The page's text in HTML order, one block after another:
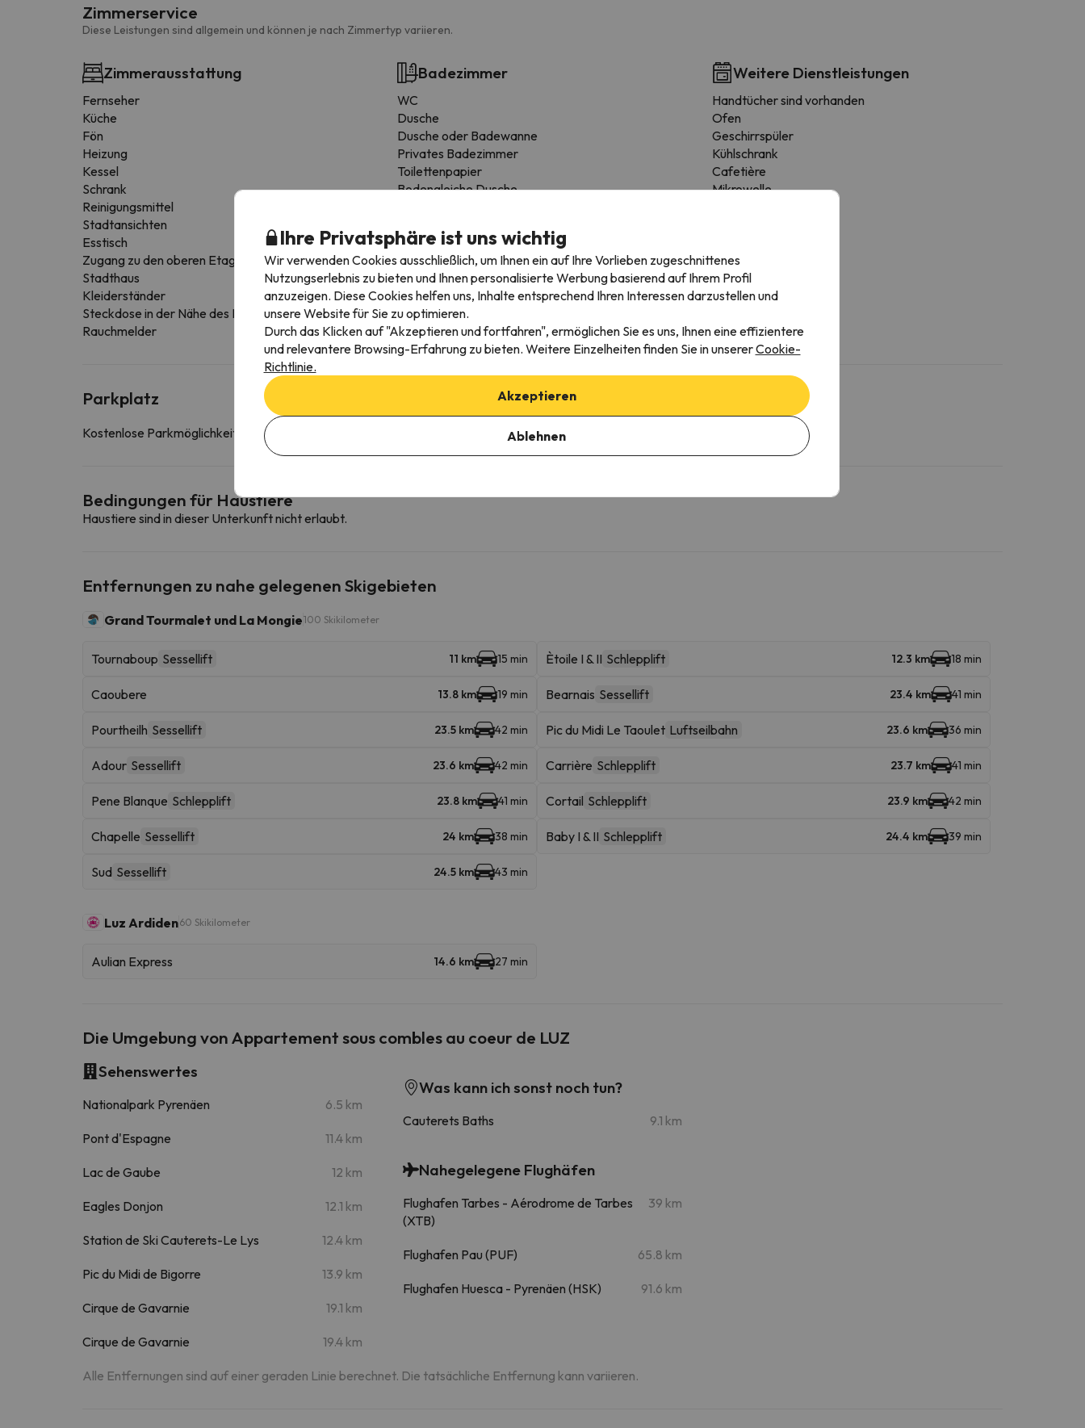
Zimmerservice
Diese Leistungen sind allgemein und können je nach Zimmertyp variieren.
Zimmerausstattung
Fernseher
Küche
Fön
Heizung
Kessel
Schrank
Reinigungsmittel
Stadtansichten
Esstisch
Zugang zu den oberen Etagen nur über Treppen
Stadthaus
Kleiderständer
Steckdose in der Nähe des Bettes
Rauchmelder
Badezimmer
WC
Dusche
Dusche oder Badewanne
Privates Badezimmer
Toilettenpapier
Bodengleiche Dusche
Weitere Dienstleistungen
Handtücher sind vorhanden
Ofen
Geschirrspüler
Kühlschrank
Cafetière
Mikrowelle
Herde
Parkplatz
Kostenlose Parkmöglichkeiten in der Nähe der Unterkunft
Bedingungen für Haustiere
Haustiere sind in dieser Unterkunft nicht erlaubt.
Entfernungen zu nahe gelegenen Skigebieten
Grand Tourmalet und La Mongie100 Skikilometer
Tournaboup Sessellift 11 km 15 min Ètoile I & II Schlepplift 12.3 km 18 min
Caoubere 13.8 km 19 min Bearnais Sessellift 23.4 km 41 min
Pourtheilh Sessellift 23.5 km 42 min Pic du Midi Le Taoulet Luftseilbahn 23.6 km 36 min
Adour Sessellift 23.6 km 42 min Carrière Schlepplift 23.7 km 41 min
Pene Blanque Schlepplift 23.8 km 41 min Cortail Schlepplift 23.9 km 42 min
Chapelle Sessellift 24 km 38 min Baby I & II Schlepplift 24.4 km 39 min
Sud Sessellift 24.5 km 43 min
Luz Ardiden60 Skikilometer
Aulian Express 14.6 km 27 min
Die Umgebung von Appartement sous combles au coeur de LUZ
Sehenswertes
Nationalpark Pyrenäen 6.5 km
Pont d'Espagne 11.4 km
Lac de Gaube 12 km
Eagles Donjon 12.1 km
Station de Ski Cauterets-Le Lys 12.4 km
Pic du Midi de Bigorre 13.9 km
Cirque de Gavarnie 19.1 km
Cirque de Gavarnie 19.4 km
Was kann ich sonst noch tun?
Cauterets Baths 9.1 km
Nahegelegene Flughäfen
Flughafen Tarbes - Aérodrome de Tarbes
(XTB)
39 km
Flughafen Pau (PUF) 65.8 km
Flughafen Huesca - Pyrenäen (HSK) 91.6 km
Alle Entfernungen sind auf einer geraden Linie berechnet. Die tatsächliche Entfernung kann variieren.
Ihre Privatsphäre ist uns wichtig
Wir verwenden Cookies ausschließlich, um Ihnen ein auf Ihre Vorlieben zugeschnittenes
Nutzungserlebnis zu bieten und Ihnen personalisierte Werbung basierend auf Ihrem Profil
anzuzeigen. Diese Cookies helfen uns, Inhalte entsprechend Ihren Interessen darzustellen und
unsere Website für Sie zu optimieren.
Durch das Klicken auf "Akzeptieren und fortfahren", ermöglichen Sie es uns, Ihnen eine effizientere
und relevantere Browsing-Erfahrung zu bieten. Weitere Einzelheiten finden Sie in unsererCookie-
Richtlinie.
Akzeptieren
Ablehnen